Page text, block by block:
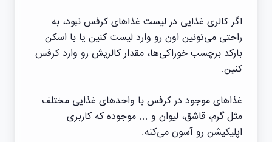
اگر کالری غذایی در لیست غذاهای کرفس نبود، به
راحتی می‌تونین اون رو وارد لیست کنین یا با اسکن
بارکد برچسب خوراکی‌ها، مقدار کالریش رو وارد کرفس
کنین.
غذاهای موجود در کرفس با واحد‌های غذایی مختلف
مثل گرم، قاشق، لیوان و ... موجوده که کاربری
اپلیکیشن رو آسون می‌کنه.